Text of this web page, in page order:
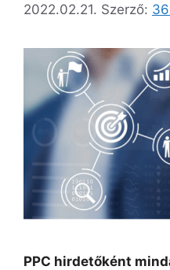
2022.02.21. Szerző:
PPC hirdetőként